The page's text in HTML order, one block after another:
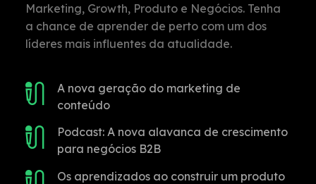
Marketing, Growth, Produto e Negócios. Tenha
a chance de aprender de perto com um dos
líderes mais influentes da atualidade.
A nova geração do marketing de
conteúdo
Podcast: A nova alavanca de crescimento
para negócios B2B
Os aprendizados ao construir um produto